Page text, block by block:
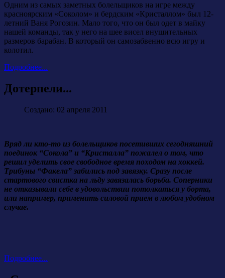
Одним из самых заметных болельщиков на игре между
красноярским «Соколом» и бердским «Кристаллом» был 12-
летний Ваня Рогозин. Мало того, что он был одет в майку
нашей команды, так у него на шее висел внушительных
размеров барабан. В который он самозабвенно всю игру и
колотил.
Подробнее...
Дотерпели...
Создано: 02 апреля 2011
Вряд ли кто-то из болельщиков посетивших сегодняшний
поединок “Сокола” и “Кристалла” пожалел о том, что
решил уделить свое свободное время походом на хоккей.
Трибуны “Факела” забились под завязку. Сразу после
стартового свистка на льду завязалась борьба. Соперники
не отказывали себе в удовольствии потолкаться у борта,
или например, применить силовой прием в любом удобном
случае.
Подробнее...